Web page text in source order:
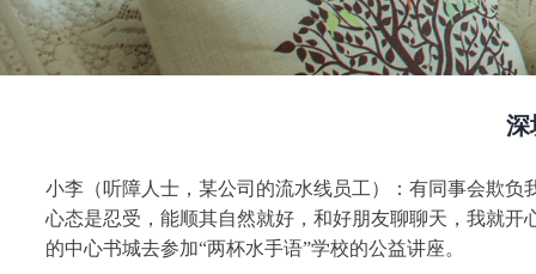
深
小李（听障人士，某公司的流水线员工）：有同事会欺
心态是忍受，能顺其自然就好，和好朋友聊聊天，我就
的中心书城去参加“两杯水手语”学校的公益讲座。